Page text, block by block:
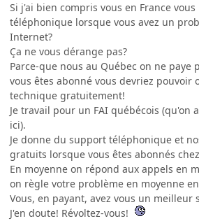
Si j'ai bien compris vous en France
téléphonique lorsque vous avez un
Internet?
Ça ne vous dérange pas?
Parce-que nous au Québec on ne paye
vous êtes abonné vous devriez
technique gratuitement!
Je travail pour un FAI québécois (qu'on
ici).
Je donne du support téléphonique et
gratuits lorsque vous êtes abonnés
En moyenne on répond aux appels en
on règle votre problème en moyenne
Vous, en payant, avez vous un meilleur
J'en doute! Révoltez-vous!